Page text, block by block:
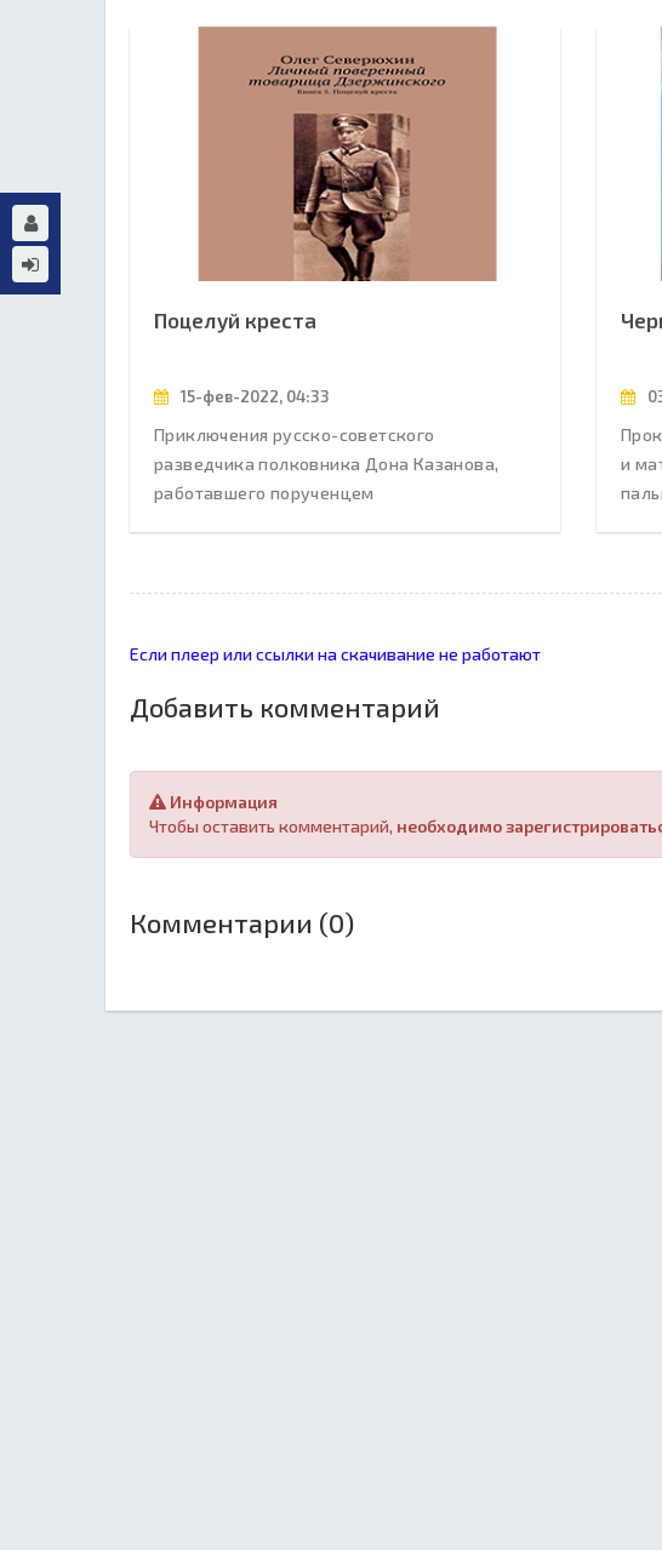
Поцелуй креста
15-фев-2022, 04:33
Приключения русско-советского
разведчика полковника Дона Казанова,
работавшего порученцем
и
Если плеер или ссылки на скачивание не работают
Добавить комментарий
Информация
Чтобы оставить комментарий, необходимо
Комментарии (0)